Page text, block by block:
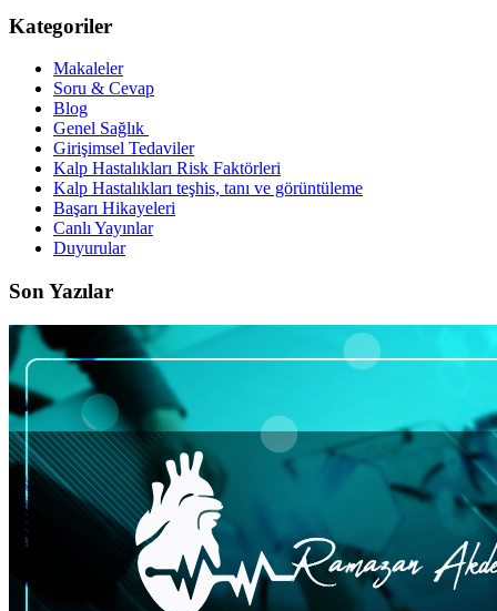
Kategoriler
Makaleler
Soru & Cevap
Blog
Genel Sağlık
Girişimsel Tedaviler
Kalp Hastalıkları Risk Faktörleri
Kalp Hastalıkları teşhis, tanı ve görüntüleme
Başarı Hikayeleri
Canlı Yayınlar
Duyurular
Son Yazılar